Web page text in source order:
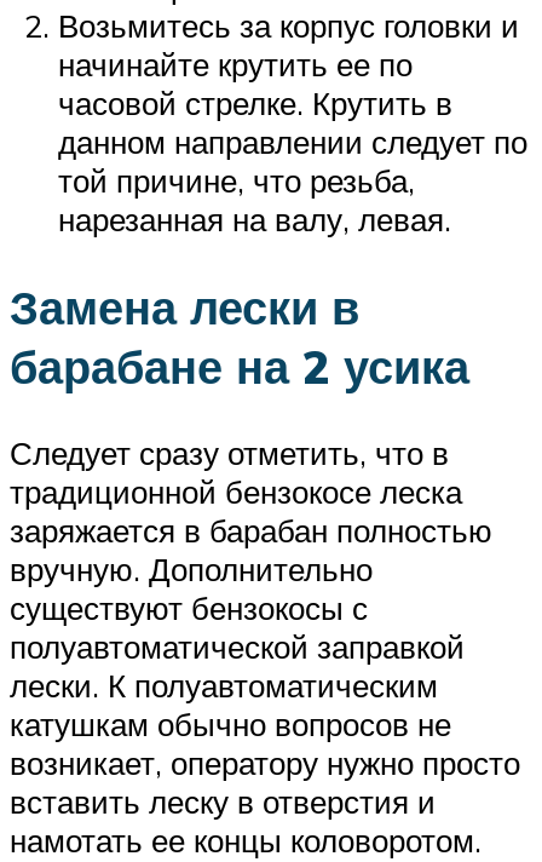
Возьмитесь за корпус головки и
начинайте крутить ее по
часовой стрелке. Крутить в
данном направлении следует по
той причине, что резьба,
нарезанная на валу, левая.
Замена лески в
барабане на 2 усика
Следует сразу отметить, что в
традиционной бензокосе леска
заряжается в барабан полностью
вручную. Дополнительно
существуют бензокосы с
полуавтоматической заправкой
лески. К полуавтоматическим
катушкам обычно вопросов не
возникает, оператору нужно просто
вставить леску в отверстия и
намотать ее концы коловоротом.